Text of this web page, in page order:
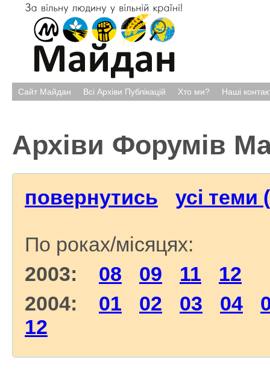
Сайт Майдан Всі Архіви Публікацій Хто ми? Наші
Архіви Форумів
повернутись усі теми
По роках/місяцях:
2003: 08 09 11
12
2004: 01 02 03 04
12